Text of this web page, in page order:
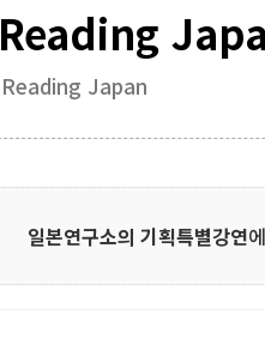
Reading
Reading Japan
일본연구소의 기획특별강연